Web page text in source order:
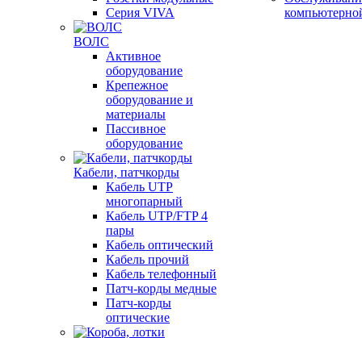
Серия VIVA
ВОЛС
Активное
оборудование
Крепежное
оборудование и
материалы
Пассивное
оборудование
Кабели, патчкорды
Кабель UTP
многопарный
Кабель UTP/FTP 4
пары
Кабель оптический
Кабель прочий
Кабель телефонный
Патч-корды медные
Патч-корды
оптические